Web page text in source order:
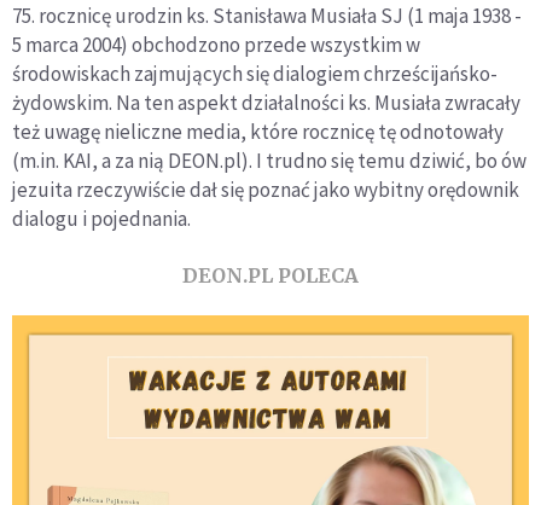
75. rocznicę urodzin ks. Stanisława Musiała SJ (1 maja 1938 -
5 marca 2004) obchodzono przede wszystkim w
środowiskach zajmujących się dialogiem chrześcijańsko-
żydowskim. Na ten aspekt działalności ks. Musiała zwracały
też uwagę nieliczne media, które rocznicę tę odnotowały
(m.in. KAI, a za nią DEON.pl). I trudno się temu dziwić, bo ów
jezuita rzeczywiście dał się poznać jako wybitny orędownik
dialogu i pojednania.
DEON.PL POLECA